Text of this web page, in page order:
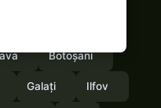
Botoșani
Galați Ilfov